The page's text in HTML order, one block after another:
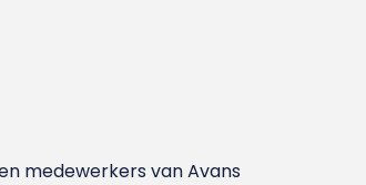
medewerkers van Avans